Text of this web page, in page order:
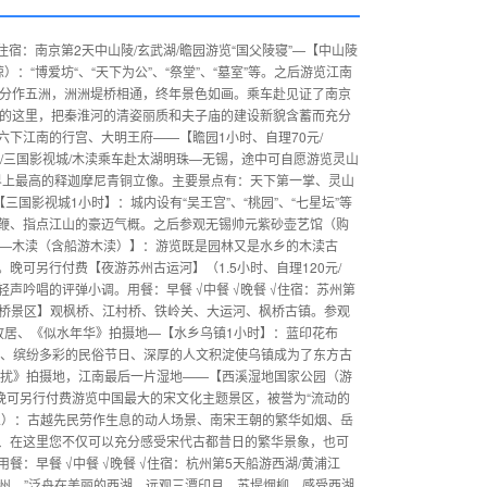
：南京第2天中山陵/玄武湖/瞻园游览“国父陵寝”—【中山陵
“博爱坊“、“天下为公”、“祭堂”、“墓室”等。之后游览江南
五洲，洲洲堤桥相通，终年景色如画。乘车赴见证了南京
里，把秦淮河的清姿丽质和夫子庙的建设新貌含蓄而充分
下江南的行宫、大明王府——【瞻园1小时、自理70元/
国影视城/木渎乘车赴太湖明珠—无锡，途中可自愿游览灵山
最高的释迦摩尼青铜立像。主要景点有：天下第一掌、灵山
影视城1小时】：城内设有“吴王宫”、“桃园”、“七星坛”等
指点江山的豪迈气概。之后参观无锡帅元紫砂壶艺馆（购
渎（含船游木渎）】：游览既是园林又是水乡的木渎古
可另行付费【夜游苏州古运河】（1.5小时、自理120元/
吟唱的评弹小调。用餐：早餐 √中餐 √晚餐 √住宿：苏州第
区】观枫桥、江村桥、铁岭关、大运河、枫桥古镇。参观
、《似水年华》拍摄地—【水乡乌镇1小时】：蓝印花布
缤纷多彩的民俗节日、深厚的人文积淀使乌镇成为了东方古
》拍摄地，江南最后一片湿地——【西溪湿地国家公园（游
另行付费游览中国最大的宋文化主题景区，被誉为“流动的
：古越先民劳作生息的动人场景、南宋王朝的繁华如烟、岳
这里您不仅可以充分感受宋代古都昔日的繁华景象，也可
：早餐 √中餐 √晚餐 √住宿：杭州第5天船游西湖/黄浦江